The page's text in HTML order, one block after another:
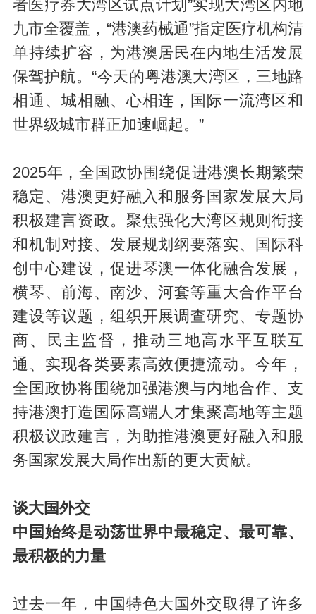
者医疗券大湾区试点计划”实现大湾区内地
九市全覆盖，“港澳药械通”指定医疗机构清
单持续扩容，为港澳居民在内地生活发展
保驾护航。“今天的粤港澳大湾区，三地路
相通、城相融、心相连，国际一流湾区和
世界级城市群正加速崛起。”
2025年，全国政协围绕促进港澳长期繁荣
稳定、港澳更好融入和服务国家发展大局
积极建言资政。聚焦强化大湾区规则衔接
和机制对接、发展规划纲要落实、国际科
创中心建设，促进琴澳一体化融合发展，
横琴、前海、南沙、河套等重大合作平台
建设等议题，组织开展调查研究、专题协
商、民主监督，推动三地高水平互联互
通、实现各类要素高效便捷流动。今年，
全国政协将围绕加强港澳与内地合作、支
持港澳打造国际高端人才集聚高地等主题
积极议政建言，为助推港澳更好融入和服
务国家发展大局作出新的更大贡献。
谈大国外交
中国始终是动荡世界中最稳定、最可靠、
最积极的力量
过去一年，中国特色大国外交取得了许多